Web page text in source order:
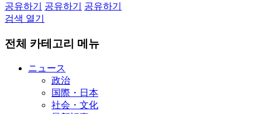
공유하기
공유하기
공유하기
검색 열기
전체 카테고리 메뉴
ニュース
政治
国際・日本
社会・文化